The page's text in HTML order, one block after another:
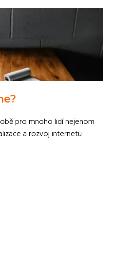
pro mnoho lidí nejenom
a rozvoj internetu